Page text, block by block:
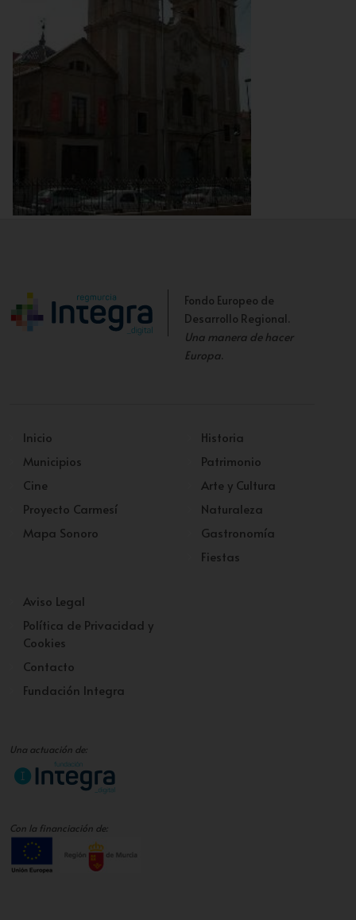
Fondo Europeo de
Desarrollo Regional.
Una manera de hacer
Europa.
Inicio
Municipios
Cine
Proyecto Carmesí
Mapa Sonoro
Historia
Patrimonio
Arte y Cultura
Naturaleza
Gastronomía
Fiestas
Aviso Legal
Política de Privacidad y
Cookies
Contacto
Fundación Integra
Una actuación de:
Con la financiación de: